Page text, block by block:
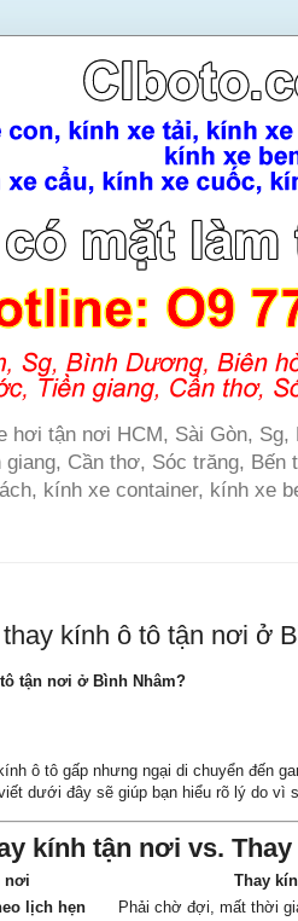
hơi tận nơi HCM, Sài Gòn,
Cần thơ, Sóc trăng,
kính xe container, kính xe
kính ô tô tận nơi ở
tận nơi ở Bình Nhâm?
ô tô gấp nhưng ngại di chuyển đến
dưới đây sẽ giúp bạn hiểu rõ lý do vì
kính tận nơi vs.
nơi
Thay
lịch hẹn
Phải chờ đợi, mất thời